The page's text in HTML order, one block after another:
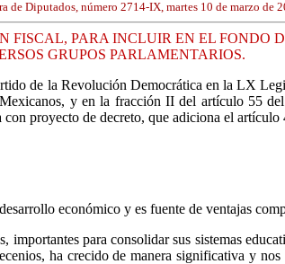
de Diputados, número 2714-IX, martes 10 de marzo de
PARA INCLUIR EN EL FONDO
GRUPOS PARLAMENTARIOS.
de la Revolución Democrática en la LX
y en la fracción II del artículo 55
proyecto de decreto, que adiciona el
económico y es fuente de ventajas
para consolidar sus sistemas
ha crecido de manera significativa y